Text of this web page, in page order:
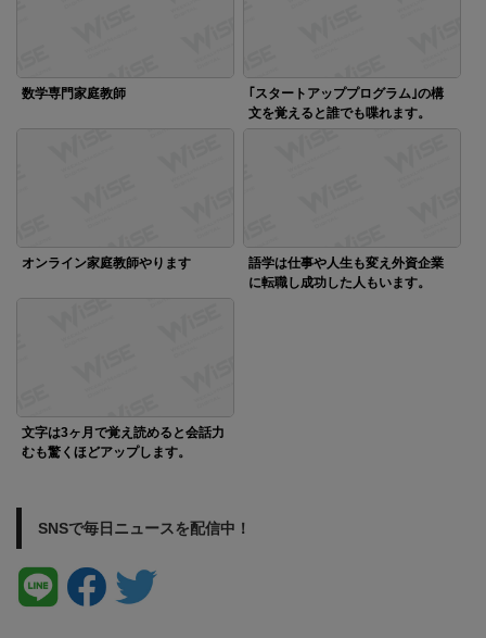
数学専門家庭教師
｢スタートアッププログラム｣の構
文を覚えると誰でも喋れます。
オンライン家庭教師やります
語学は仕事や人生も変え外資企業
に転職し成功した人もいます。
文字は3ヶ月で覚え読めると会話力
むも驚くほどアップします。
SNSで毎日ニュースを配信中！